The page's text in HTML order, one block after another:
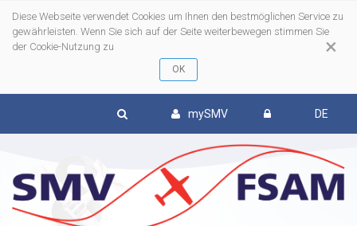
×
Diese Webseite verwendet Cookies um Ihnen den bestmöglichen Service zu
gewährleisten. Wenn Sie sich auf der Seite weiterbewegen stimmen Sie
der Cookie-Nutzung zu
mySMV DE